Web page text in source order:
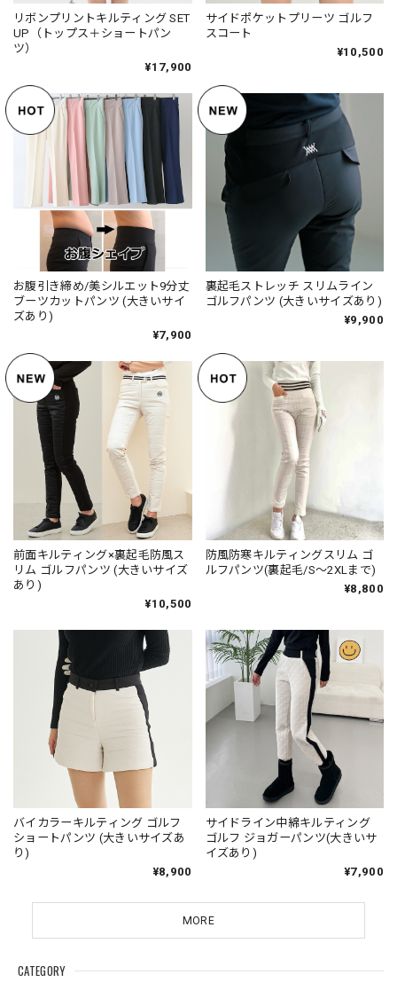
リボンプリントキルティング SET
UP（トップス＋ショートパン
ツ）
¥17,900
サイドポケットプリーツ ゴルフ
スコート
¥10,500
お腹引き締め/美シルエット9分丈
ブーツカットパンツ (大きいサイ
ズあり)
¥7,900
裏起毛ストレッチ スリムライン
ゴルフパンツ (大きいサイズあり)
¥9,900
前面キルティング×裏起毛防風ス
リム ゴルフパンツ (大きいサイズ
あり)
¥10,500
防風防寒キルティングスリム ゴ
ルフパンツ(裏起毛/S～2XLまで)
¥8,800
バイカラーキルティング ゴルフ
ショートパンツ (大きいサイズあ
り)
¥8,900
サイドライン中綿キルティング
ゴルフ ジョガーパンツ(大きいサ
イズあり)
¥7,900
MORE
CATEGORY